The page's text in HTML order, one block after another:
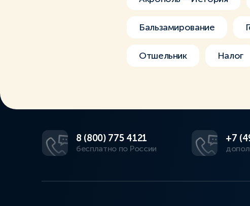
Бальзамирование
Отшельник Налог
8 (800) 775 4121
бесплатно по России
+7